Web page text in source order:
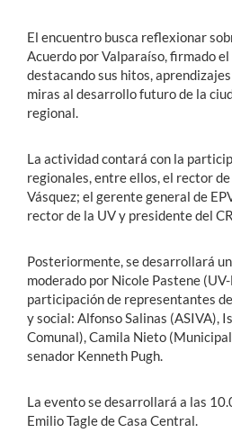
El encuentro busca reflexionar
Acuerdo por Valparaíso, firmado
destacando sus hitos,
miras al desarrollo futuro de la
regional.
La actividad contará con la
regionales, entre ellos, el rector
Vásquez; el gerente general de
rector de la UV y presidente del
Posteriormente, se desarrollará
moderado por Nicole Pastene (UV-
participación de representantes
y social: Alfonso Salinas (ASIVA),
Comunal), Camila Nieto
senador Kenneth Pugh.
La evento se desarrollará a las
Emilio Tagle de Casa Central.